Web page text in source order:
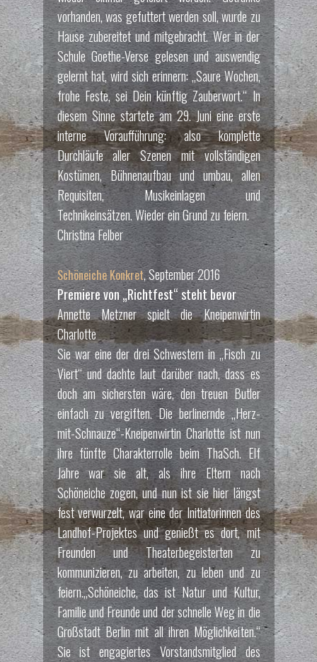
vorhanden, was gefuttert werden soll, wurde zu
Hause zubereitet und mitgebracht. Wer in der
Schule Goethe-Verse gelesen und auswendig
gelernt hat, wird sich erinnern: „Saure Wochen,
frohe Feste, sei Dein künftig Zauberwort.“ In
diesem Sinne startete am 29. Juni eine erste
interne Voraufführung: also komplette
Durchläufe aller Szenen mit vollständigen
Kostümen, Bühnenaufbau und umbau, allen
Requisiten, Musikeinlagen und
Technikeinsätzen. Wieder ein Grund zu feiern.
Christina Felber
Schöneiche Konkret, September 2016
Premiere von „Richtfest“ steht bevor
Annette Metzner spielt die Kneipenwirtin
Charlotte
Sie war eine der drei Schwestern in „Fisch zu
Viert“ und dachte laut darüber nach, dass es
doch am sichersten wäre, den treuen Butler
einfach zu vergiften. Die berlinernde „Herz-
mit-Schnauze“-Kneipenwirtin Charlotte ist nun
ihre fünfte Charakterrolle beim ThaSch. Elf
Jahre war sie alt, als ihre Eltern nach
Schöneiche zogen, und nun ist sie hier längst
fest verwurzelt, war eine der Initiatorinnen des
Landhof-Projektes und genießt es dort, mit
Freunden und Theaterbegeisterten zu
kommunizieren, zu arbeiten, zu leben und zu
feiern.„Schöneiche, das ist Natur und Kultur,
Familie und Freunde und der schnelle Weg in die
Großstadt Berlin mit all ihren Möglichkeiten.“
Sie ist engagiertes Vorstandsmitglied des